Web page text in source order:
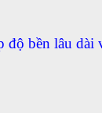
bền lâu dài